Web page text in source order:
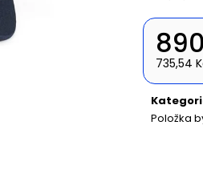
735,54
cena:
Položka
ČLUN WILLIS BOATS RY-
ZELENÉ BARVĚ SE SKLÁDACÍ
PODLAHOU